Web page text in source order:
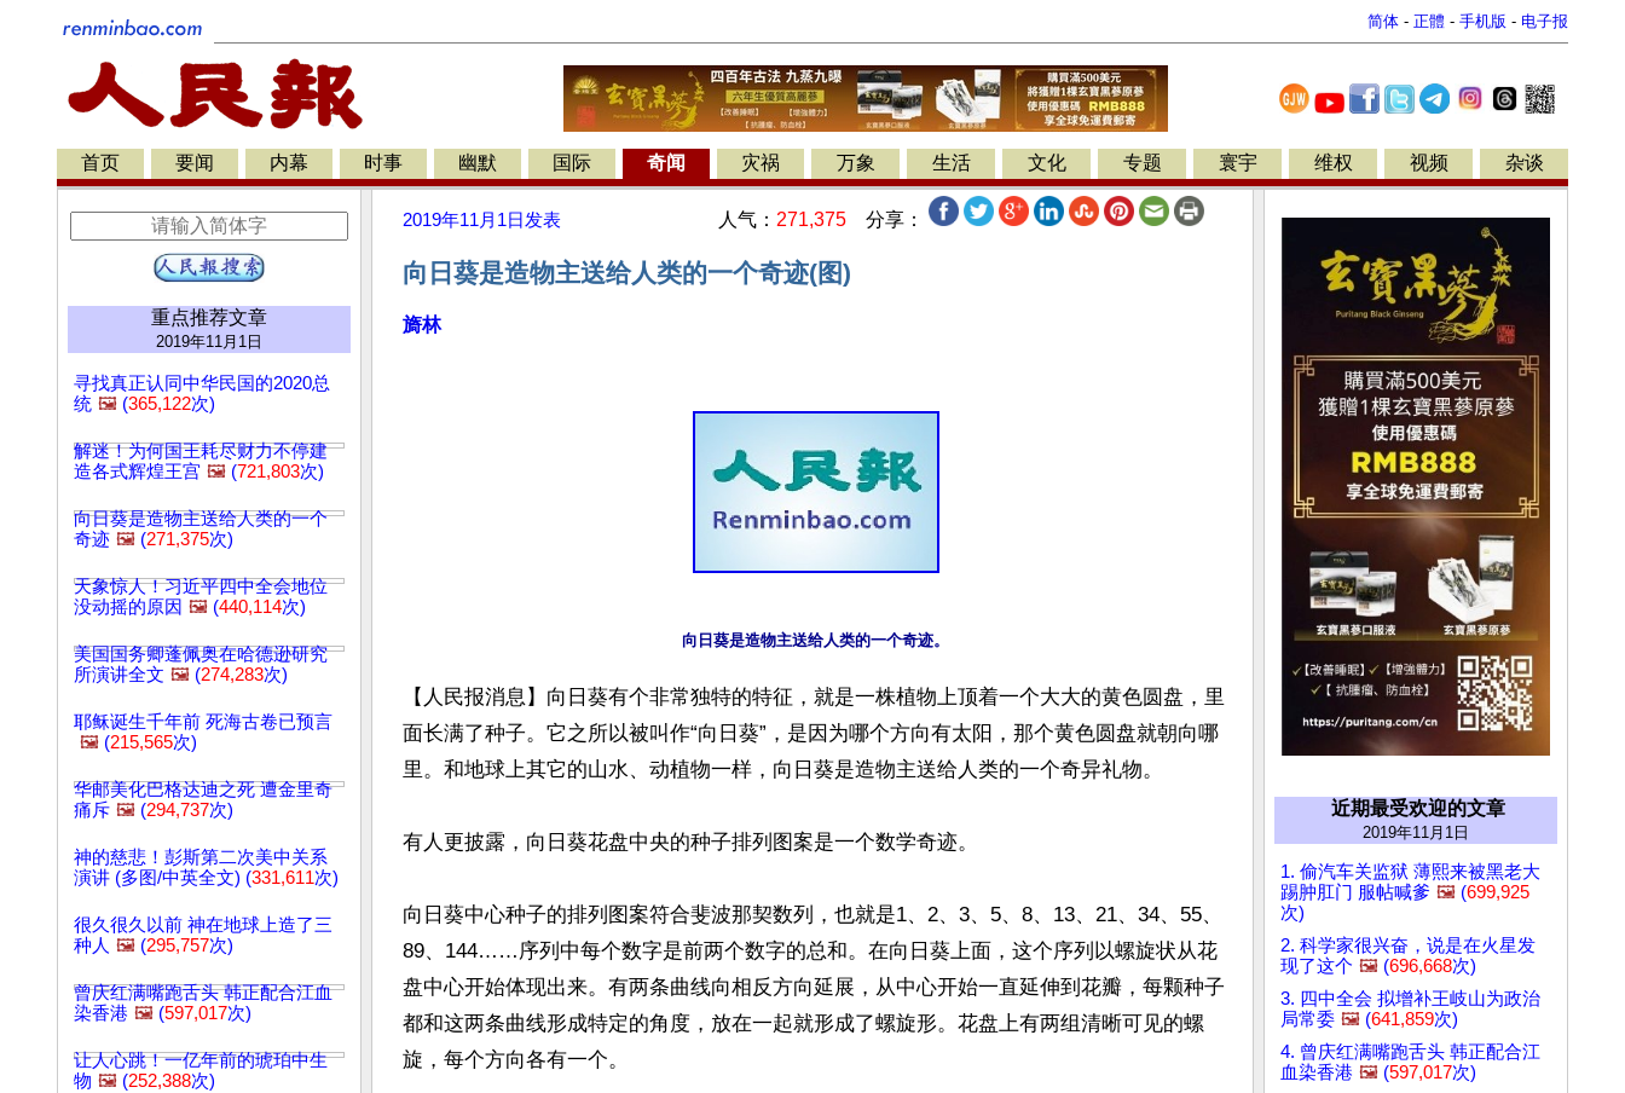
简体 - 正體 - 手机版 - 电子报
首页 要闻 内幕 时事 幽默 国际 奇闻 灾祸 万象 生活 文化 专题 寰宇 维权 视频 杂谈
重点推荐文章
2019年11月1日
寻找真正认同中华民国的2020总
统 🖼️ (365,122次)
解迷！为何国王耗尽财力不停建
造各式辉煌王宫 🖼️ (721,803次)
向日葵是造物主送给人类的一个
奇迹 🖼️ (271,375次)
天象惊人！习近平四中全会地位
没动摇的原因 🖼️ (440,114次)
美国国务卿蓬佩奥在哈德逊研究
所演讲全文 🖼️ (274,283次)
耶稣诞生千年前 死海古卷已预言
🖼️ (215,565次)
华邮美化巴格达迪之死 遭金里奇
痛斥 🖼️ (294,737次)
神的慈悲！彭斯第二次美中关系
演讲 (多图/中英全文) (331,611次)
很久很久以前 神在地球上造了三
种人 🖼️ (295,757次)
曾庆红满嘴跑舌头 韩正配合江血
染香港 🖼️ (597,017次)
让人心跳！一亿年前的琥珀中生
物 🖼️ (252,388次)
2019年11月1日 发表 人气： 271,375 分享：
向日葵是造物主送给人类的一个奇迹(图)
旖林
【人民报消息】向日葵有个非常独特的特征，就是一株植物上顶着一个大大的黄色圆盘，里
面长满了种子。它之所以被叫作“向日葵”，是因为哪个方向有太阳，那个黄色圆盘就朝向哪
里。和地球上其它的山水、动植物一样，向日葵是造物主送给人类的一个奇异礼物。
有人更披露，向日葵花盘中央的种子排列图案是一个数学奇迹。
向日葵中心种子的排列图案符合斐波那契数列，也就是1、2、3、5、8、13、21、34、55、
89、144……序列中每个数字是前两个数字的总和。在向日葵上面，这个序列以螺旋状从花
盘中心开始体现出来。有两条曲线向相反方向延展，从中心开始一直延伸到花瓣，每颗种子
都和这两条曲线形成特定的角度，放在一起就形成了螺旋形。花盘上有两组清晰可见的螺
旋，每个方向各有一个。
近期最受欢迎的文章
2019年11月1日
1. 偷汽车关监狱 薄熙来被黑老大
踢肿肛门 服帖喊爹 🖼️ (699,925
次)
2. 科学家很兴奋，说是在火星发
现了这个 🖼️ (696,668次)
3. 四中全会 拟增补王岐山为政治
局常委 🖼️ (641,859次)
4. 曾庆红满嘴跑舌头 韩正配合江
血染香港 🖼️ (597,017次)